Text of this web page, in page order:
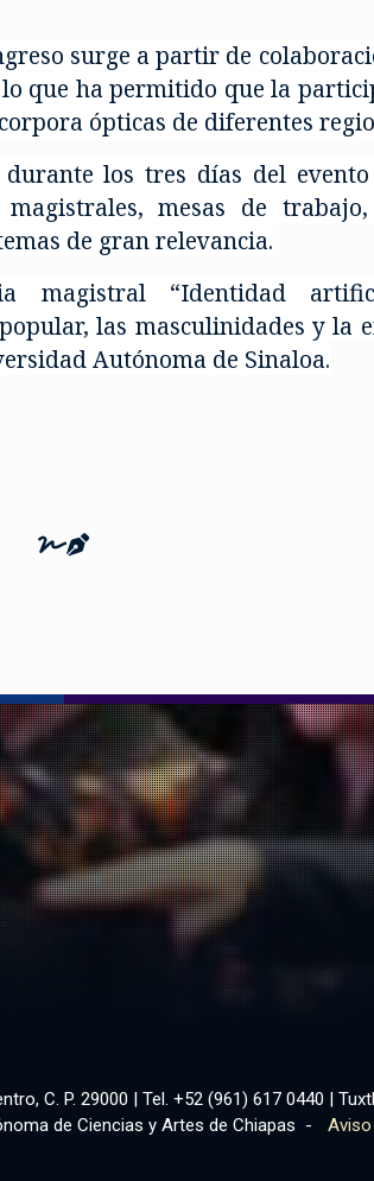
surge a partir de
que ha permitido que la
ópticas de diferentes
durante los tres días del
mesas de
de gran relevancia.
magistral “Identidad
las masculinidades y la
Autónoma de Sinaloa.
C. P. 29000 | Tel. +52 (961) 617 0440 |
de Ciencias y Artes de Chiapas -
Aviso